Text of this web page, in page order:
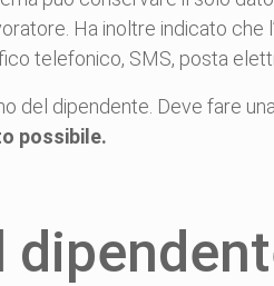
Ha inoltre indicato che
telefonico, SMS, posta
del dipendente. Deve fare
possibile.